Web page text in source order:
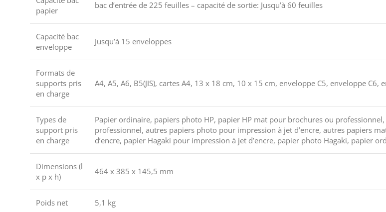
papier
bac d’entrée de 225 feuilles – capacité de sortie: Jusqu’à 60 feuilles
Capacité bac
enveloppe
Jusqu’à 15 enveloppes
Formats de
supports pris
en charge
A4, A5, A6, B5(JIS), cartes A4, 13 x 18 cm, 10 x 15 cm, enveloppe C5, enveloppe C6,
Types de
support pris
en charge
Papier ordinaire, papiers photo HP, papier HP mat pour brochures ou
professionnel, autres papiers photo pour impression à jet d’encre, autres papiers
d’encre, papier Hagaki pour impression à jet d’encre, papier photo Hagaki, papier
Dimensions (l
x p x h)
464 x 385 x 145,5 mm
Poids net 5,1 kg